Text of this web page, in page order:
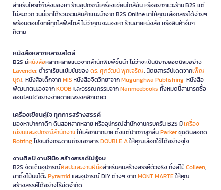
สำหรับใครที่กำลังมองหา ร้านอุปกรณ์เครื่องเขียนใกล้ฉัน หรืออยากแวะร้าน B2S แต่
ไม่สะดวก วันนี้เราได้รวบรวมสินค้าแนะนำจาก B2S Online มาให้คุณเลือกสรรได้ง่ายๆ
พร้อมตอบโจทย์ทุกไลฟ์สไตล์ ไม่ว่าคุณจะมองหา ร้านขายหนังสือ หรือสินค้าอื่นๆ
ก็ตาม
หนังสือหลากหลายสไตล์
B2S มีหนังสือหลากหลายแนวจากสำนักพิมพ์ชั้นนำ ไม่ว่าจะเป็นนิยายยอดนิยมอย่าง
Lavender, ตำราเรียนเข้มข้นของดร. ศุภวัฒน์ พุกเจริญ, นิตยสารอัปเดตจากเพ็ญ
บุญ, หนังสือเด็กจากMIS หนังสือจิตวิทยาจากMugunghwa Publishing, หนังสือ
พัฒนาตนเองจากKOOB และวรรณกรรมจากNanmeebooks ทั้งหมดนี้สามารถซื้อ
ออนไลน์ได้อย่างง่ายดายเพียงคลิกเดียว
เครื่องเขียนคู่ใจ ทุกการสร้างสรรค์
มองหาปากกาดีๆ ดินสอหลากหลาย หรืออุปกรณ์สำนักงานครบครัน B2S มีเครื่อง
เขียนและอุปกรณ์สำนักงานให้เลือกมากมาย ตั้งแต่ปากกาลูกลื่นParkerชุดดินสอกด
Rotringไปจนถึงกระดาษถ่ายเอกสารDOUBLE Aให้คุณเลือกใช้ได้อย่างจุใจ
งานศิลป์ งานฝีมือ สร้างสรรค์ไม่รู้จบ
B2S จัดเต็มอุปกรณ์ศิลปะและงานฝีมือสำหรับคนสร้างสรรค์ตัวจริง ทั้งสีไม้Colleen,
ขาตั้งไม้บนโต๊ะPyramidและอุปกรณ์ DIY ต่างๆ จากMONT MARTEให้คุณ
สร้างสรรค์ได้อย่างไร้ขีดจำกัด